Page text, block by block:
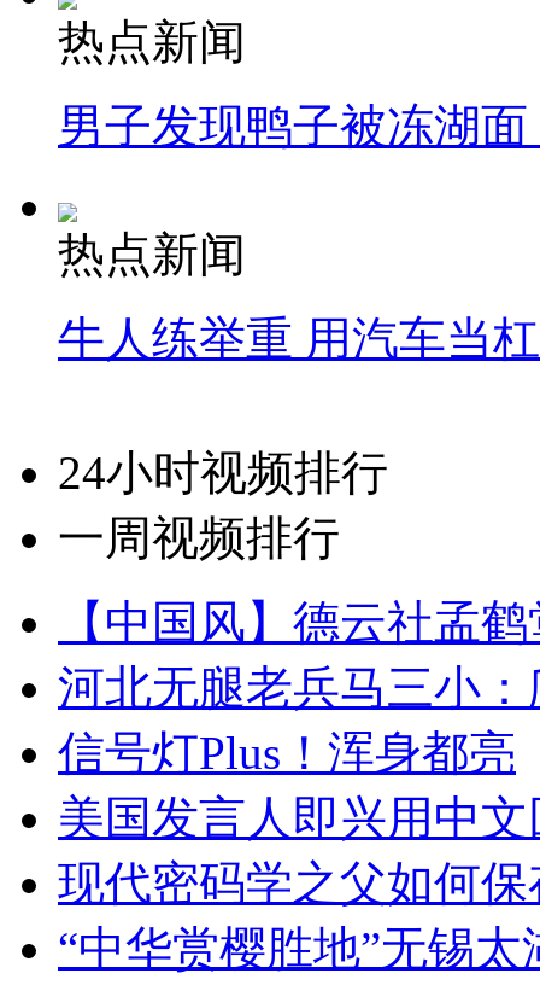
热点新闻
男子发现鸭子被冻湖
热点新闻
牛人练举重 用汽车当
24小时视频排行
一周视频排行
【中国风】德云社孟
河北无腿老兵马三小
信号灯Plus！浑身都亮
美国发言人即兴用中
现代密码学之父如何
“中华赏樱胜地”无锡